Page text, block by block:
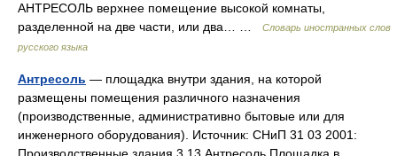
АНТРЕСОЛЬ верхнее помещение высокой комнаты,
разделенной на две части, или два… …
Словарь иностранных слов
русского языка
Антресоль — площадка внутри здания, на которой
размещены помещения различного назначения
(производственные, административно бытовые или для
инженерного оборудования). Источник: СНиП 31 03 2001: